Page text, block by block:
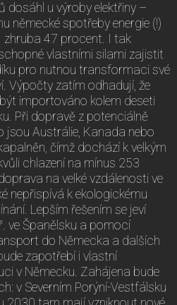
dosáhl u výroby elektřiny –
německé spotřeby energie (!)
zhruba 47 procent. I tak
vlastními silami zajistit
pro nutnou transformaci své
Výpočty zatím odhadují, že
importováno kolem deseti
Při dopravě z potenciálně
jsou Austrálie, Kanada nebo
čímž dochází k velkým
chlazení na mínus 253
na velké vzdálenosti ve
nepřispívá k ekologickému
Lepším řešením se jeví
ve Španělsku a pomocí
do Německa a dalších
zapotřebí i vlastní
v Německu. Zahájena bude
v Severním Porýní-Vestfálsku